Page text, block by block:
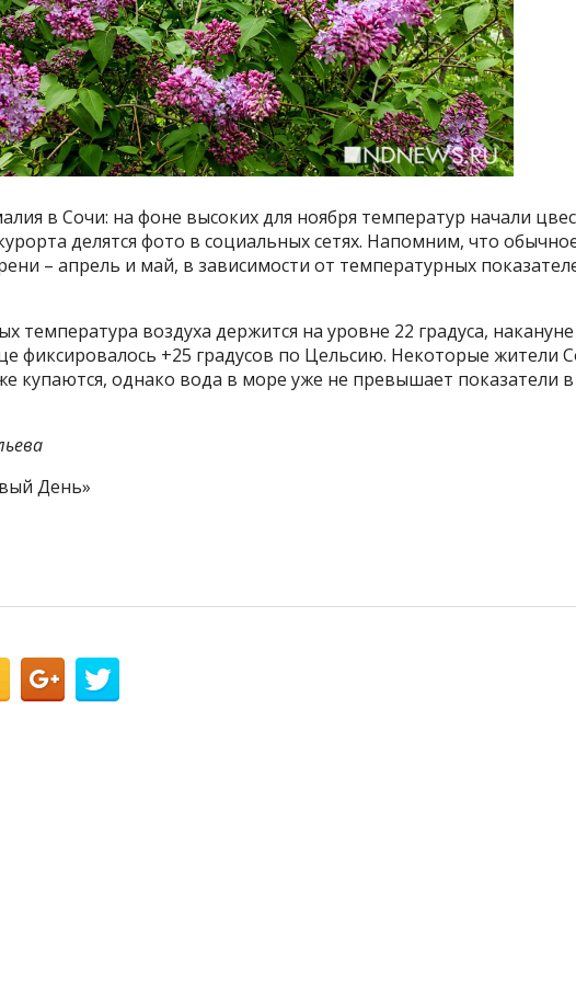
в Сочи: на фоне высоких для ноября температур начали
делятся фото в социальных сетях. Напомним, что
– апрель и май, в зависимости от температурных
температура воздуха держится на уровне 22 градуса,
фиксировалось +25 градусов по Цельсию. Некоторые жители
купаются, однако вода в море уже не превышает показатели
День»